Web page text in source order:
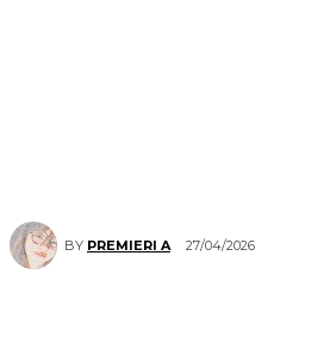
BY PREMIERI A 27/04/2026